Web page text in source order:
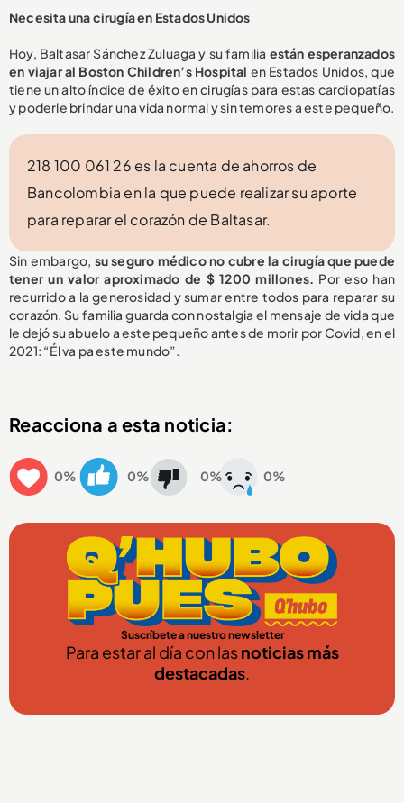
Necesita una cirugía en Estados Unidos
Hoy, Baltasar Sánchez Zuluaga y su familia están esperanzados
en viajar al Boston Children’s Hospital en Estados Unidos, que
tiene un alto índice de éxito en cirugías para estas cardiopatías
y poderle brindar una vida normal y sin temores a este pequeño.
218 100 061 26 es la cuenta de ahorros de
Bancolombia en la que puede realizar su aporte
para reparar el corazón de Baltasar.
Sin embargo, su seguro médico no cubre la cirugía que puede
tener un valor aproximado de $ 1200 millones. Por eso han
recurrido a la generosidad y sumar entre todos para reparar su
corazón. Su familia guarda con nostalgia el mensaje de vida que
le dejó su abuelo a este pequeño antes de morir por Covid, en el
2021: “Él va pa este mundo”.
Reacciona a esta noticia:
0% 0% 0% 0%
Suscríbete a nuestro newsletter
Para estar al día con lasnoticias más
destacadas.